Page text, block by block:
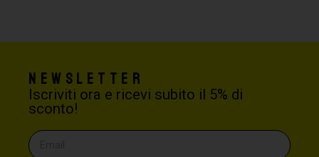
Newsletter
Iscriviti ora e ricevi subito il 5% di
sconto!